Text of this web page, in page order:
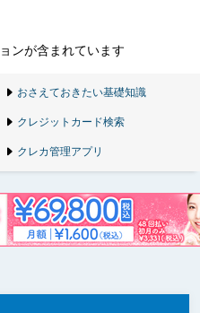
ンが含まれています
おさえておきたい基礎知識
クレジットカード検索
クレカ管理アプリ